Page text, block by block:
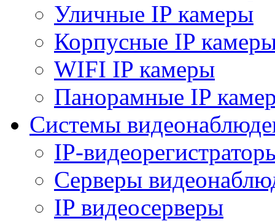
Уличные IP камеры
Корпусные IP
WIFI IP камеры
Панорамные IP
Системы
IP-
Серверы
IP видеосерверы